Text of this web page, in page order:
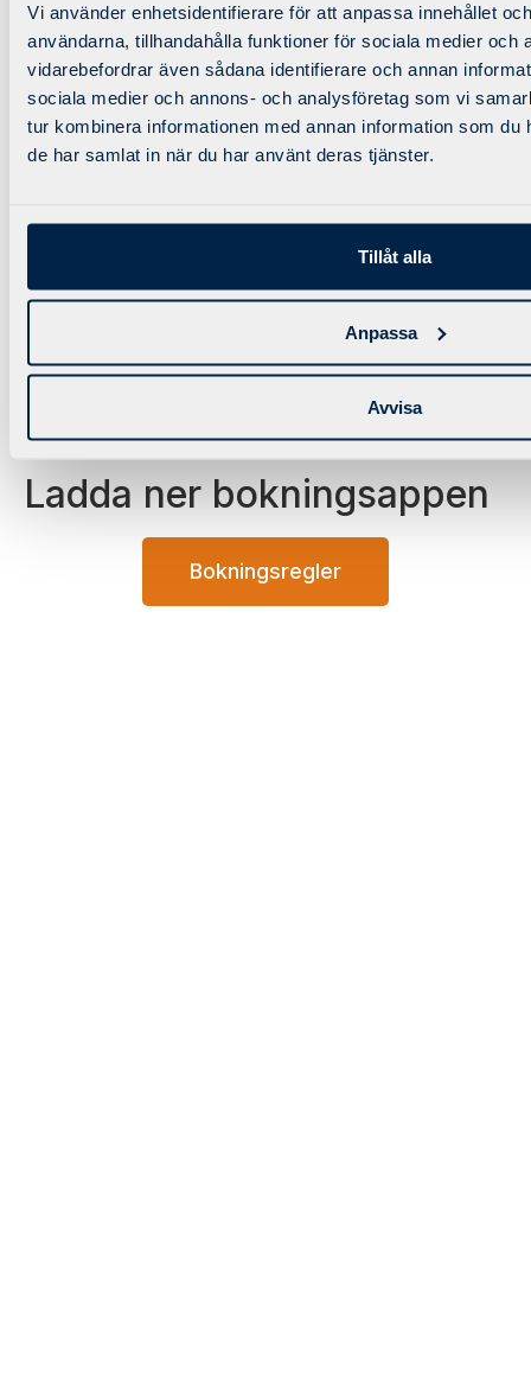
Vi använder enhetsidentifierare för att anpassa innehållet
användarna, tillhandahålla funktioner för sociala medier och
vidarebefordrar även sådana identifierare och annan
sociala medier och annons- och analysföretag som vi
tur kombinera informationen med annan information som du
de har samlat in när du har använt deras tjänster.
Tillåt alla
Anpassa
Avvisa
© 2025 Factory Fitness AB | Skapad tillsammans
medConversant
Boka online / Se schema
(utan app)
Vidare till bokningschemat
Ladda ner bokningsappen
Bokningsregler